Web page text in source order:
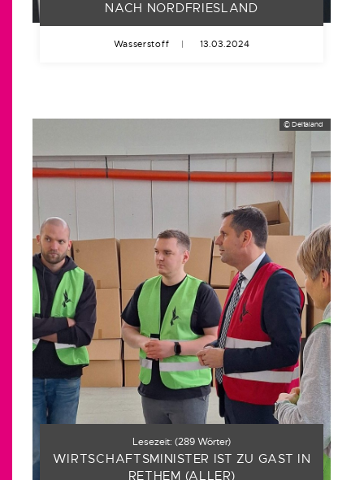
NACH NORDFRIESLAND
Wasserstoff 13.03.2024
© Deltaland
Lesezeit:(289Wörter)
WIRTSCHAFTSMINISTER IST ZU GAST IN
RETHEM (ALLER)